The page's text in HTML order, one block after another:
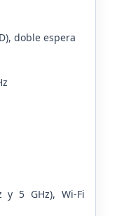
doble espera
y 5 GHz), Wi-Fi